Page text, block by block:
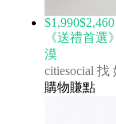
$1,990$2,460
《送禮首
漠
citiesocial 找
購物賺點